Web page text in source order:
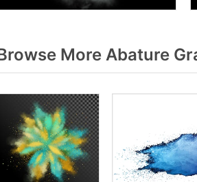
More Abature